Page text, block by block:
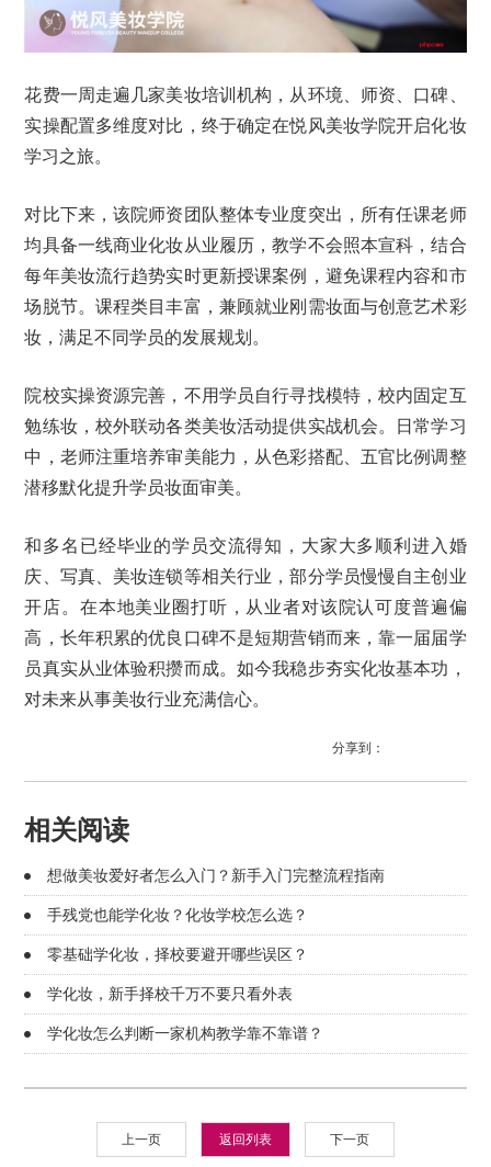
花费一周走遍几家美妆培训机构，从环境、师资、口碑、
实操配置多维度对比，终于确定在悦风美妆学院开启化妆
学习之旅。
对比下来，该院师资团队整体专业度突出，所有任课老师
均具备一线商业化妆从业履历，教学不会照本宣科，结合
每年美妆流行趋势实时更新授课案例，避免课程内容和市
场脱节。课程类目丰富，兼顾就业刚需妆面与创意艺术彩
妆，满足不同学员的发展规划。
院校实操资源完善，不用学员自行寻找模特，校内固定互
勉练妆，校外联动各类美妆活动提供实战机会。日常学习
中，老师注重培养审美能力，从色彩搭配、五官比例调整
潜移默化提升学员妆面审美。
和多名已经毕业的学员交流得知，大家大多顺利进入婚
庆、写真、美妆连锁等相关行业，部分学员慢慢自主创业
开店。在本地美业圈打听，从业者对该院认可度普遍偏
高，长年积累的优良口碑不是短期营销而来，靠一届届学
员真实从业体验积攒而成。如今我稳步夯实化妆基本功，
对未来从事美妆行业充满信心。
分享到：
相关阅读
想做美妆爱好者怎么入门？新手入门完整流程指南
手残党也能学化妆？化妆学校怎么选？
零基础学化妆，择校要避开哪些误区？
学化妆，新手择校千万不要只看外表
学化妆怎么判断一家机构教学靠不靠谱？
上一页 返回列表 下一页